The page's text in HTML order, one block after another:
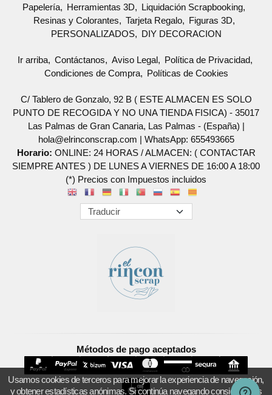
Papelería
Herramientas 3D
Liquidación Scrapbooking
Resinas y Colorantes
Tarjeta Regalo
Figuras 3D
PERSONALIZADOS
DIY DECORACION
Ir arriba Contáctanos Aviso Legal
Política de Privacidad
Condiciones de Compra
Políticas de Cookies
C/ Tablero de Gonzalo, 92 B ( ESTE ALMACEN ES SOLO
PUNTO DE RECOGIDA Y NO UNA TIENDA FISICA) - 35017
Las Palmas de Gran Canaria, Las Palmas - (España) |
hola@elrinconscrap.com | WhatsApp: 655493665
Horario: ONLINE: 24 HORAS / ALMACEN: ( CONTACTAR
SIEMPRE ANTES ) DE LUNES A VIERNES DE 16:00 A 18:00
(*) Precios con Impuestos incluidos
Métodos de pago aceptados
Usamos cookies de terceros para mejorar la experiencia de navegación,
y obtener estadísticas anónimas. Si continúa navegando consideramos